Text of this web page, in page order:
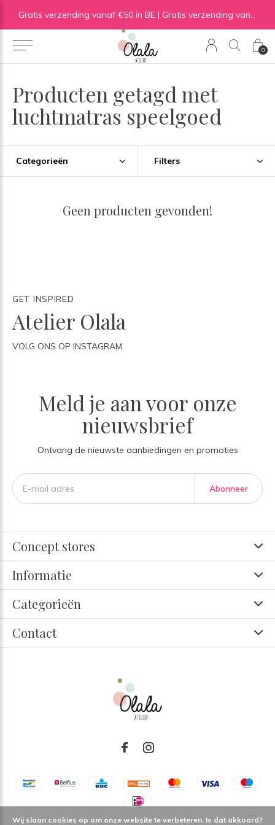
0
Gratis verzending vanaf €50 in BE | Gratis verzending vanaf €75 in NL
Producten getagd met
luchtmatras speelgoed
Categorieën Filters
Geen producten gevonden!
GET INSPIRED
Atelier Olala
VOLG ONS OP INSTAGRAM
Meld je aan voor onze
nieuwsbrief
Ontvang de nieuwste aanbiedingen en promoties
Abonneer
Concept stores
Informatie
Categorieën
Contact
Wij slaan cookies op om onze website te verbeteren. Is dat akkoord?